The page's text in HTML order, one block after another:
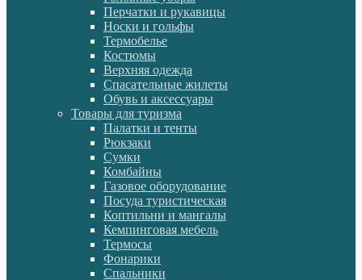
Перчатки и рукавицы
Носки и гольфы
Термобелье
Костюмы
Верхняя одежда
Спасательные жилеты
Обувь и аксессуары
Товары для туризма
Палатки и тенты
Рюкзаки
Сумки
Комбайны
Газовое оборудование
Посуда туристическая
Коптильни и мангалы
Кемпинговая мебель
Термосы
Фонарики
Спальники